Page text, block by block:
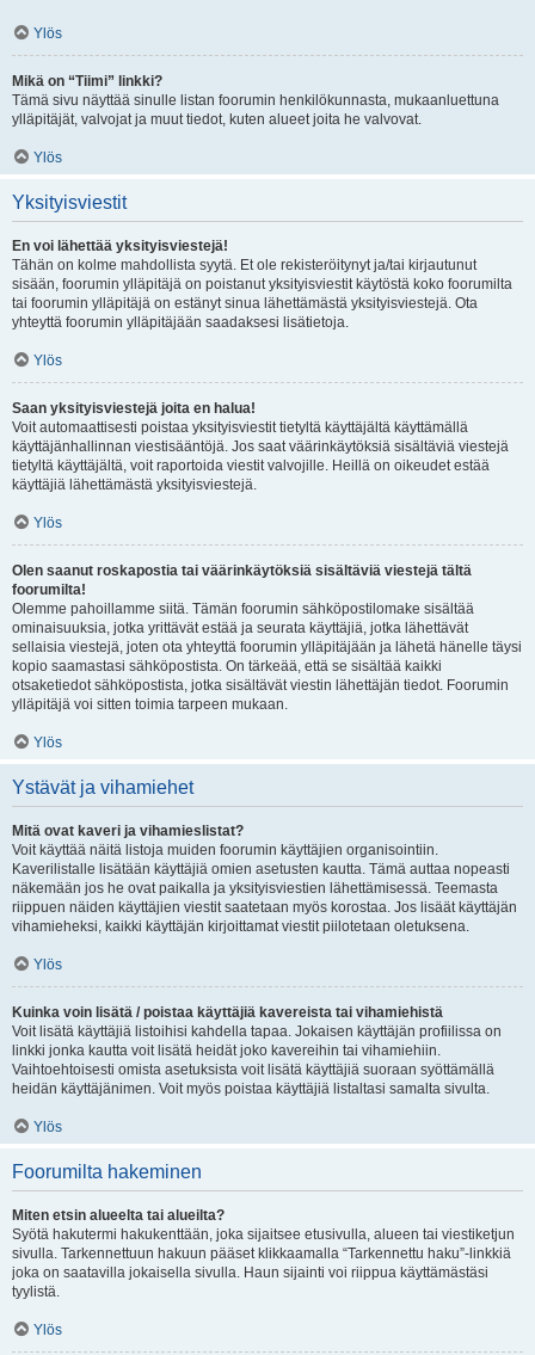
Ylös
Mikä on “Tiimi” linkki?
Tämä sivu näyttää sinulle listan foorumin henkilökunnasta, mukaanluettuna
ylläpitäjät, valvojat ja muut tiedot, kuten alueet joita he valvovat.
Ylös
Yksityisviestit
En voi lähettää yksityisviestejä!
Tähän on kolme mahdollista syytä. Et ole rekisteröitynyt ja/tai kirjautunut
sisään, foorumin ylläpitäjä on poistanut yksityisviestit käytöstä koko foorumilta
tai foorumin ylläpitäjä on estänyt sinua lähettämästä yksityisviestejä. Ota
yhteyttä foorumin ylläpitäjään saadaksesi lisätietoja.
Ylös
Saan yksityisviestejä joita en halua!
Voit automaattisesti poistaa yksityisviestit tietyltä käyttäjältä käyttämällä
käyttäjänhallinnan viestisääntöjä. Jos saat väärinkäytöksiä sisältäviä viestejä
tietyltä käyttäjältä, voit raportoida viestit valvojille. Heillä on oikeudet estää
käyttäjiä lähettämästä yksityisviestejä.
Ylös
Olen saanut roskapostia tai väärinkäytöksiä sisältäviä viestejä tältä
foorumilta!
Olemme pahoillamme siitä. Tämän foorumin sähköpostilomake sisältää
ominaisuuksia, jotka yrittävät estää ja seurata käyttäjiä, jotka lähettävät
sellaisia viestejä, joten ota yhteyttä foorumin ylläpitäjään ja lähetä hänelle täysi
kopio saamastasi sähköpostista. On tärkeää, että se sisältää kaikki
otsaketiedot sähköpostista, jotka sisältävät viestin lähettäjän tiedot. Foorumin
ylläpitäjä voi sitten toimia tarpeen mukaan.
Ylös
Ystävät ja vihamiehet
Mitä ovat kaveri ja vihamieslistat?
Voit käyttää näitä listoja muiden foorumin käyttäjien organisointiin.
Kaverilistalle lisätään käyttäjiä omien asetusten kautta. Tämä auttaa nopeasti
näkemään jos he ovat paikalla ja yksityisviestien lähettämisessä. Teemasta
riippuen näiden käyttäjien viestit saatetaan myös korostaa. Jos lisäät käyttäjän
vihamieheksi, kaikki käyttäjän kirjoittamat viestit piilotetaan oletuksena.
Ylös
Kuinka voin lisätä / poistaa käyttäjiä kavereista tai vihamiehistä
Voit lisätä käyttäjiä listoihisi kahdella tapaa. Jokaisen käyttäjän profiilissa on
linkki jonka kautta voit lisätä heidät joko kavereihin tai vihamiehiin.
Vaihtoehtoisesti omista asetuksista voit lisätä käyttäjiä suoraan syöttämällä
heidän käyttäjänimen. Voit myös poistaa käyttäjiä listaltasi samalta sivulta.
Ylös
Foorumilta hakeminen
Miten etsin alueelta tai alueilta?
Syötä hakutermi hakukenttään, joka sijaitsee etusivulla, alueen tai viestiketjun
sivulla. Tarkennettuun hakuun pääset klikkaamalla “Tarkennettu haku”-linkkiä
joka on saatavilla jokaisella sivulla. Haun sijainti voi riippua käyttämästäsi
tyylistä.
Ylös